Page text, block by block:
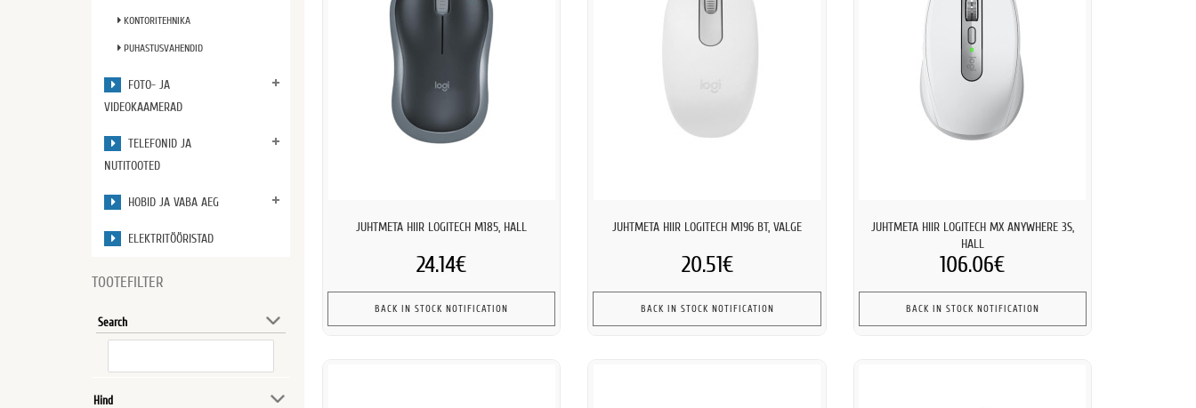
KONTORITEHNIKA
PUHASTUSVAHENDID
FOTO- JA
VIDEOKAAMERAD
TELEFONID JA
NUTITOOTED
HOBID JA VABA AEG
ELEKTRITÖÖRISTAD
TOOTEFILTER
Search
Hind
JUHTMETA HIIR LOGITECH M185, HALL
24.14€
BACK IN STOCK NOTIFICATION
JUHTMETA HIIR LOGITECH M196 BT, VALGE
20.51€
BACK IN STOCK NOTIFICATION
JUHTMETA HIIR LOGITECH MX ANYWHERE 3S,
HALL
106.06€
BACK IN STOCK NOTIFICATION